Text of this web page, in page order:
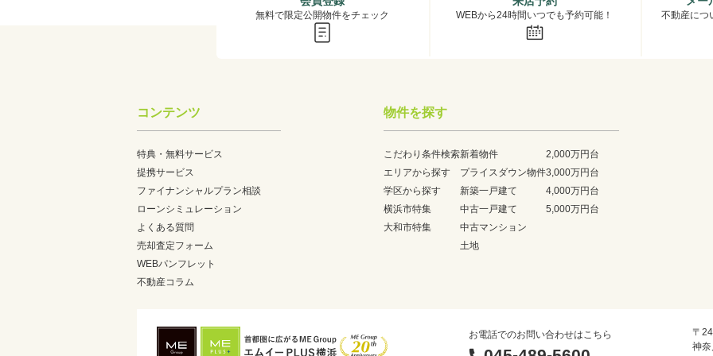
無料で限定公開物件をチェック WEBから24時間いつでも予約可能！ 不動産につ
コンテンツ
特典・無料サービス
提携サービス
ファイナンシャルプラン相談
ローンシミュレーション
よくある質問
売却査定フォーム
WEBパンフレット
不動産コラム
物件を探す
こだわり条件検索
エリアから探す
学区から探す
横浜市特集
大和市特集
新着物件
プライスダウン物件
新築一戸建て
中古一戸建て
中古マンション
土地
2,000万円台
3,000万円台
4,000万円台
5,000万円台
お電話でのお問い合わせはこちら
〒
神